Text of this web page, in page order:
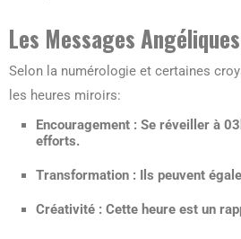
Les Messages
Selon la numérologie et certaines
les heures miroirs:
Encouragement : Se réveiller à
efforts.
Transformation : Ils peuvent
Créativité : Cette heure est un